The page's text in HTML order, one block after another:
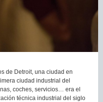
de Detroit, una ciudad en
ciudad industrial del
coches, servicios… era el
técnica industrial del siglo